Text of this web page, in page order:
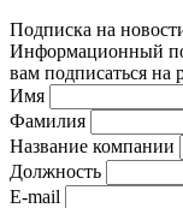
Подписка на
Информационный
вам подписаться на
Имя
Фамилия
Название компании
Должность
E-mail